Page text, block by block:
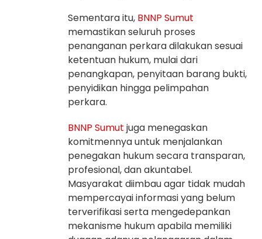
Sementara itu, BNNP Sumut
memastikan seluruh proses
penanganan perkara dilakukan sesuai
ketentuan hukum, mulai dari
penangkapan, penyitaan barang bukti,
penyidikan hingga pelimpahan
perkara.
BNNP Sumut juga menegaskan
komitmennya untuk menjalankan
penegakan hukum secara transparan,
profesional, dan akuntabel.
Masyarakat diimbau agar tidak mudah
mempercayai informasi yang belum
terverifikasi serta mengedepankan
mekanisme hukum apabila memiliki